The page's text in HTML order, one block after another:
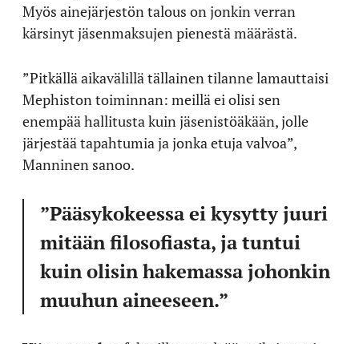
Myös ainejärjestön talous on jonkin verran
kärsinyt jäsenmaksujen pienestä määrästä.
”Pitkällä aikavälillä tällainen tilanne lamauttaisi
Mephiston toiminnan: meillä ei olisi sen
enempää hallitusta kuin jäsenistöäkään, jolle
järjestää tapahtumia ja jonka etuja valvoa”,
Manninen sanoo.
”Pääsykokeessa ei kysytty juuri
mitään filosofiasta, ja tuntui
kuin olisin hakemassa johonkin
muuhun aineeseen.”